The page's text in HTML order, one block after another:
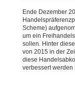
Ende Dezember
Scheme)
um ein
sollen. Hinter
von 2015 in der
diese Handels
verbessert werden